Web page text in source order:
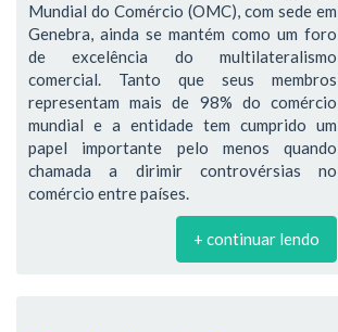
Mundial do Comércio (OMC), com sede em
Genebra, ainda se mantém como um foro
de excelência do multilateralismo
comercial. Tanto que seus membros
representam mais de 98% do comércio
mundial e a entidade tem cumprido um
papel importante pelo menos quando
chamada a dirimir controvérsias no
comércio entre países.
+ continuar lendo